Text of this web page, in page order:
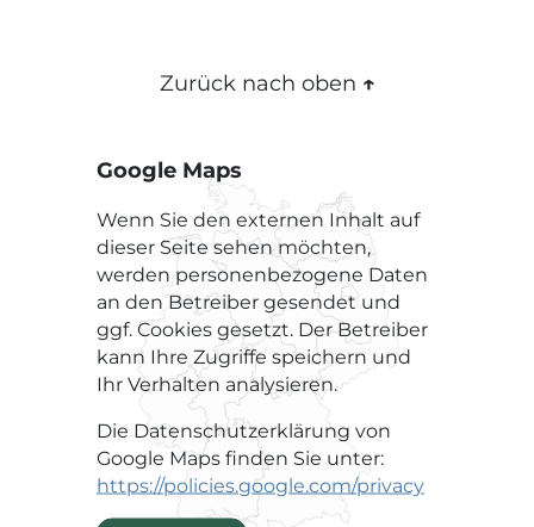
Zurück nach oben ↑
Google Maps
Wenn Sie den externen Inhalt auf
dieser Seite sehen möchten,
werden personenbezogene Daten
an den Betreiber gesendet und
ggf. Cookies gesetzt. Der Betreiber
kann Ihre Zugriffe speichern und
Ihr Verhalten analysieren.
Die Datenschutzerklärung von
Google Maps finden Sie unter:
https://policies.google.com/privacy